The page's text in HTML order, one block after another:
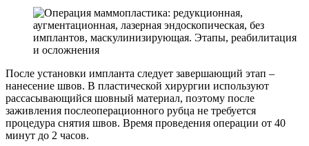
После установки импланта следует завершающий этап –
нанесение швов. В пластической хирургии используют
рассасывающийся шовный материал, поэтому после
заживления послеоперационного рубца не требуется
процедура снятия швов. Время проведения операции от 40
минут до 2 часов.